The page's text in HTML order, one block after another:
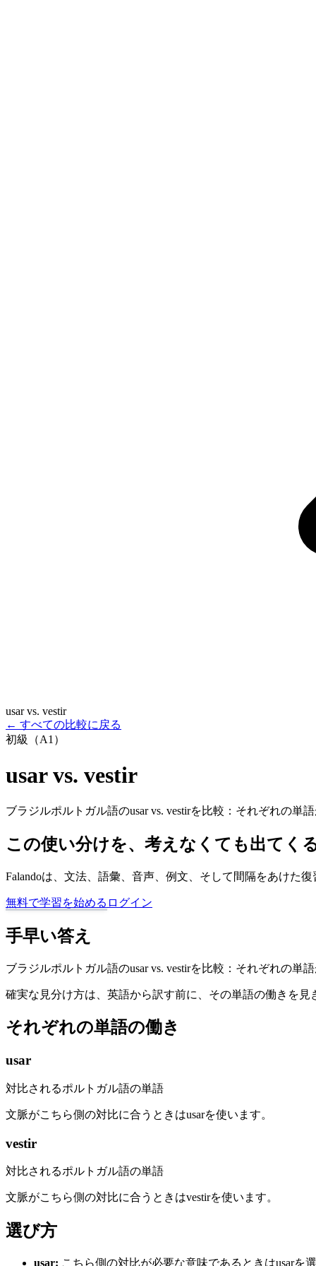
usar vs. vestir
← すべての比較に戻る
初級（A1）
usar vs. vestir
ブラジルポルトガル語のusar vs. vestirを比較：それぞれの単
この使い分けを、考えなくても出てく
Falandoは、文法、語彙、音声、例文、そして間隔をあけた
無料で学習を始める ログイン
手早い答え
ブラジルポルトガル語のusar vs. vestirを比較：それぞれの単
確実な見分け方は、英語から訳す前に、その単語の働きを見
それぞれの単語の働き
usar
対比されるポルトガル語の単語
文脈がこちら側の対比に合うときはusarを使います。
vestir
対比されるポルトガル語の単語
文脈がこちら側の対比に合うときはvestirを使います。
選び方
usar: こちら側の対比が必要な意味であるときはusarを